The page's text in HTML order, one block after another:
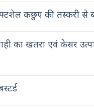
कछुए की तस्करी से
का खतरा एवं केसर